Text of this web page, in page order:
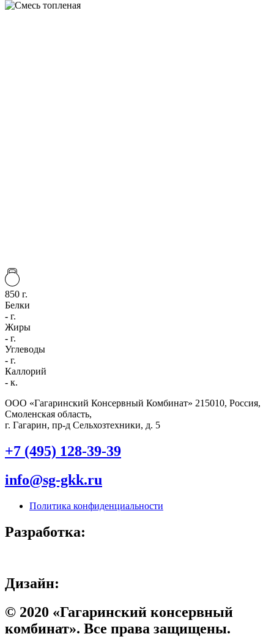
850 г.
Белки
- г.
Жиры
- г.
Углеводы
- г.
Каллорий
- к.
ООО «Гагаринский Консервный Комбинат» 215010, Россия,
Смоленская область,
г. Гагарин, пр-д Сельхозтехники, д. 5
+7 (495) 128-39-39
info@sg-gkk.ru
Политика конфиденциальности
Разработка:
Дизайн:
© 2020 «Гагаринский консервный
комбинат». Все права защищены.